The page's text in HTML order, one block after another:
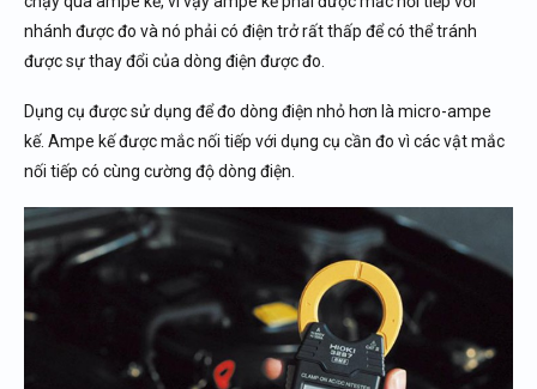
nhánh được đo và nó phải có điện trở rất thấp để có thể tránh
được sự thay đổi của dòng điện được đo.
Dụng cụ được sử dụng để đo dòng điện nhỏ hơn là micro-ampe
kế. Ampe kế được mắc nối tiếp với dụng cụ cần đo vì các vật mắc
nối tiếp có cùng cường độ dòng điện.